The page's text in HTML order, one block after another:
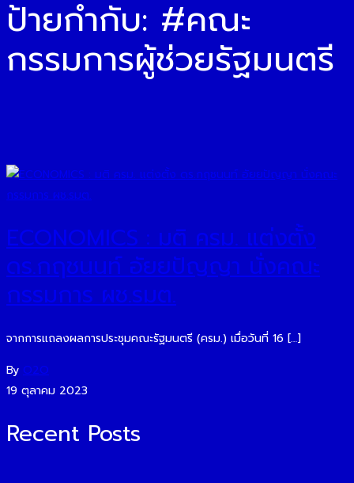
ป้ายกำกับ: #คณะ
กรรมการผู้ช่วยรัฐมนตรี
ECONOMICS : มติ ครม. แต่งตั้ง
ดร.กฤชนนท์ อัยยปัญญา นั่งคณะ
กรรมการ ผช.รมต.
จากการแถลงผลการประชุมคณะรัฐมนตรี (ครม.) เมื่อวันที่ 16 […]
By O2O
19 ตุลาคม 2023
Recent Posts